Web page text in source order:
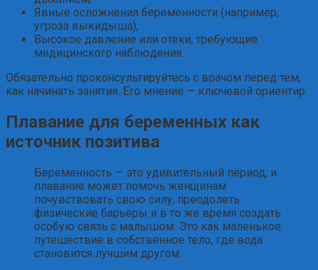
Явные осложнения беременности (например,
угроза выкидыша);
Высокое давление или отеки, требующие
медицинского наблюдения.
Обязательно проконсультируйтесь с врачом перед тем,
как начинать занятия. Его мнение — ключевой ориентир.
Плавание для беременных как
источник позитива
Беременность — это удивительный период, и
плавание может помочь женщинам
почувствовать свою силу, преодолеть
физические барьеры и в то же время создать
особую связь с малышом. Это как маленькое
путешествие в собственное тело, где вода
становится лучшим другом.